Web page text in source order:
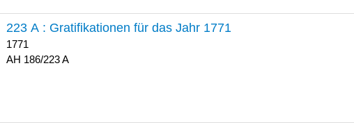
223 A : Gratifikationen für das Jahr 1771
1771
186/223 A